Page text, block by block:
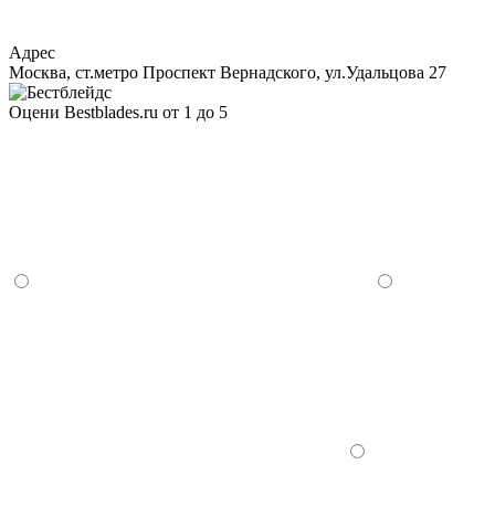
Адрес
Москва, ст.метро Проспект Вернадского, ул.Удальцова 27
Оцени Bestblades.ru от 1 до 5